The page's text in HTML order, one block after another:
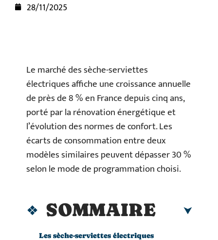
28/11/2025
Le marché des sèche-serviettes
électriques affiche une croissance annuelle
de près de 8 % en France depuis cinq ans,
porté par la rénovation énergétique et
l’évolution des normes de confort. Les
écarts de consommation entre deux
modèles similaires peuvent dépasser 30 %
selon le mode de programmation choisi.
SOMMAIRE
Les sèche-serviettes électriques